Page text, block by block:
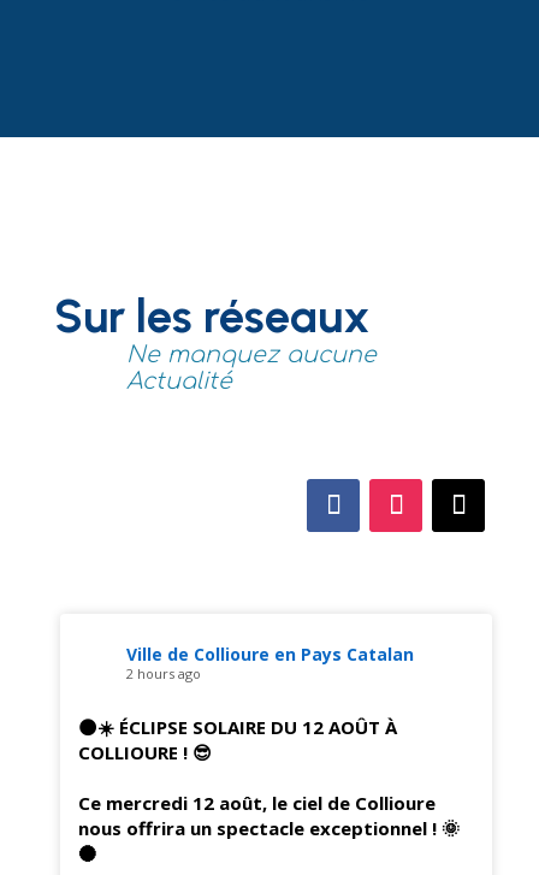
Sur les réseaux
Ne manquez aucune
Actualité
Ville de Collioure en Pays Catalan
2 hours ago
🌑☀️ ÉCLIPSE SOLAIRE DU 12 AOÛT À
COLLIOURE ! 😎
Ce mercredi 12 août, le ciel de Collioure
nous offrira un spectacle exceptionnel ! 🌞
🌑